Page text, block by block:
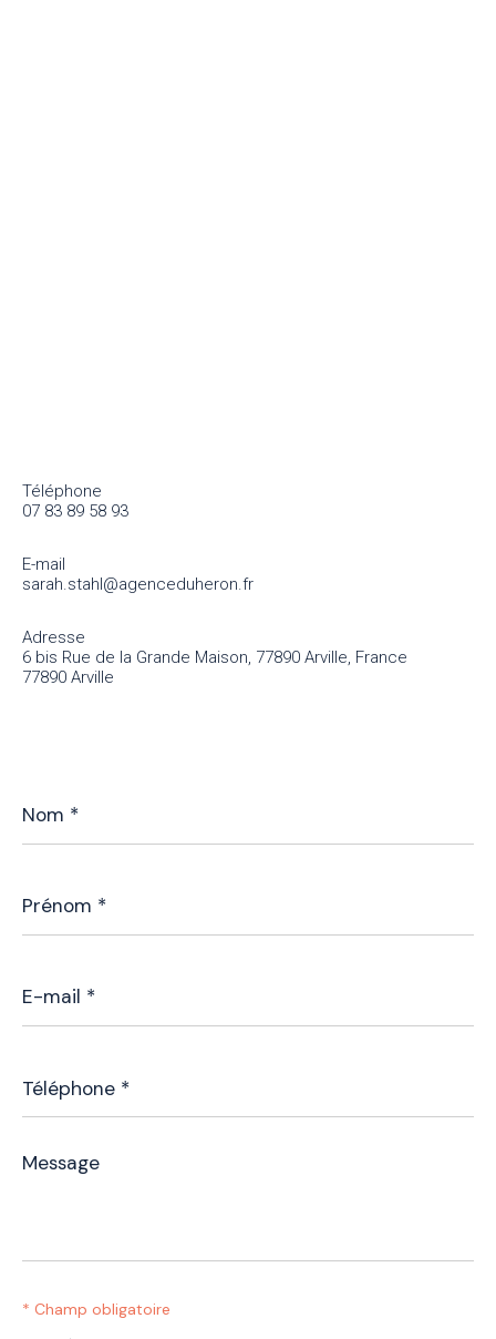
Téléphone
07 83 89 58 93
E-mail
sarah.stahl@agenceduheron.fr
Adresse
6 bis Rue de la Grande Maison, 77890 Arville, France
77890 Arville
*
*
mail
*
*
Message
*
* Champ obligatoire